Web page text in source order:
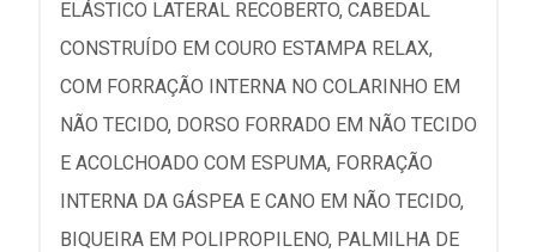
ELÁSTICO LATERAL RECOBERTO, CABEDAL
CONSTRUÍDO EM COURO ESTAMPA RELAX,
COM FORRAÇÃO INTERNA NO COLARINHO EM
NÃO TECIDO, DORSO FORRADO EM NÃO TECIDO
E ACOLCHOADO COM ESPUMA, FORRAÇÃO
INTERNA DA GÁSPEA E CANO EM NÃO TECIDO,
BIQUEIRA EM POLIPROPILENO, PALMILHA DE